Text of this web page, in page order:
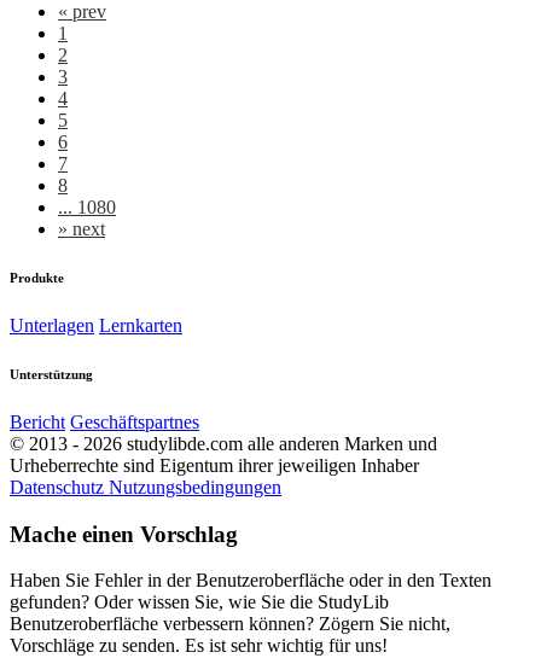
« prev
1
2
3
4
5
6
7
8
... 1080
» next
Produkte
Unterlagen Lernkarten
Unterstützung
Bericht Geschäftspartnes
© 2013 - 2026 studylibde.com alle anderen Marken und
Urheberrechte sind Eigentum ihrer jeweiligen Inhaber
Datenschutz Nutzungsbedingungen
Mache einen Vorschlag
Haben Sie Fehler in der Benutzeroberfläche oder in den Texten
gefunden? Oder wissen Sie, wie Sie die StudyLib
Benutzeroberfläche verbessern können? Zögern Sie nicht,
Vorschläge zu senden. Es ist sehr wichtig für uns!